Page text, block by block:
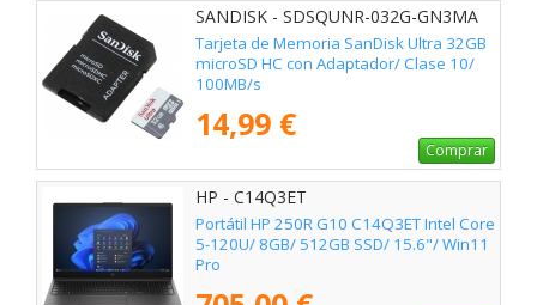
SANDISK - SDSQUNR-032G-GN3MA
Tarjeta de Memoria SanDisk Ultra 32GB
microSD HC con Adaptador/ Clase 10/
100MB/s
14,99 €
Comprar
HP - C14Q3ET
Portátil HP 250R G10 C14Q3ET Intel Core
5-120U/ 8GB/ 512GB SSD/ 15.6"/ Win11
Pro